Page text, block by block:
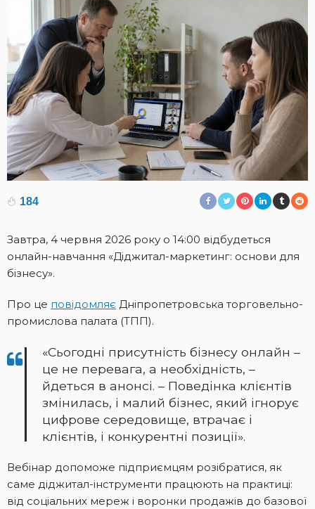
184
Завтра, 4 червня 2026 року о 14:00 відбудеться
онлайн-навчання «Діджитал-маркетинг: основи для
бізнесу».
Про це повідомляє Дніпропетровська торговельно-
промислова палата (ТПП).
«Сьогодні присутність бізнесу онлайн –
це не перевага, а необхідність, –
йдеться в анонсі. – Поведінка клієнтів
змінилась, і малий бізнес, який ігнорує
цифрове середовище, втрачає і
клієнтів, і конкурентні позиції».
Вебінар допоможе підприємцям розібратися, як
саме діджитал-інструменти працюють на практиці:
від соціальних мереж і воронки продажів до базової